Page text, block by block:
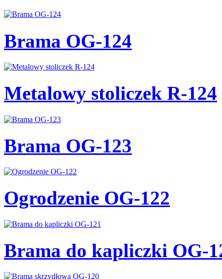
Brama OG-124
Metalowy stoliczek R-124
Brama OG-123
Ogrodzenie OG-122
Brama do kapliczki OG-